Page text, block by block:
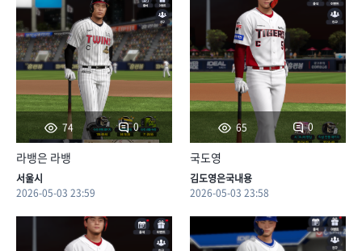
74 0
라뱅은 라뱅
서울시
2026-05-03 23:59
65 0
국도영
김도영은국내용
2026-05-03 23:58